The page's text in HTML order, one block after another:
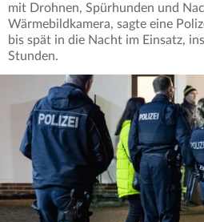
mit Drohnen, Spürhunden und
Wärmebildkamera, sagte eine
bis spät in die Nacht im Einsatz,
Stunden.